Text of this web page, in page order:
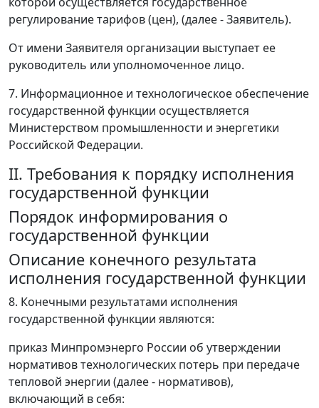
регулирование тарифов (цен), (далее - Заявитель).
От имени Заявителя организации выступает ее
руководитель или уполномоченное лицо.
7. Информационное и технологическое обеспечение
государственной функции осуществляется
Министерством промышленности и энергетики
Российской Федерации.
II. Требования к порядку исполнения
государственной функции
Порядок информирования о
государственной функции
Описание конечного результата
исполнения государственной функции
8. Конечными результатами исполнения
государственной функции являются:
приказ Минпромэнерго России об утверждении
нормативов технологических потерь при передаче
тепловой энергии (далее - нормативов),
включающий в себя: